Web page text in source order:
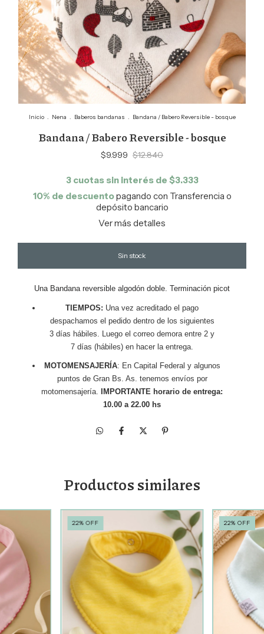
Inicio . Nena . Baberos bandanas . Bandana / Babero Reversible - bosque
Bandana / Babero Reversible - bosque
$9.999 $12.840
3 cuotas sin interés de $3.333
10% de descuentopagando con Transferencia o
depósito bancario
Ver más detalles
Una Bandana reversible algodón doble. Terminación picot
TIEMPOS: Una vez acreditado el pago
despachamos el pedido dentro de los siguientes
3 días hábiles. Luego el correo demora entre 2 y
7 días (hábiles) en hacer la entrega.
MOTOMENSAJERÍA: En Capital Federal y algunos
puntos de Gran Bs. As. tenemos envíos por
motomensajería.
IMPORTANTE horario de entrega:
10.00 a 22.00 hs
Productos similares
22%OFF 22%OFF